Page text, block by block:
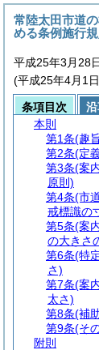
常陸太田市道
める条例施行規
平成25年3月28
(平成25年4月1
条項目次
本則
第1条(趣
第2条(定
第3条(案
原則)
第4条(市
戒標識の
第5条(案
の大きさ
第6条(特
さ)
第7条(案
太さ)
第8条(補
第9条(そ
附則